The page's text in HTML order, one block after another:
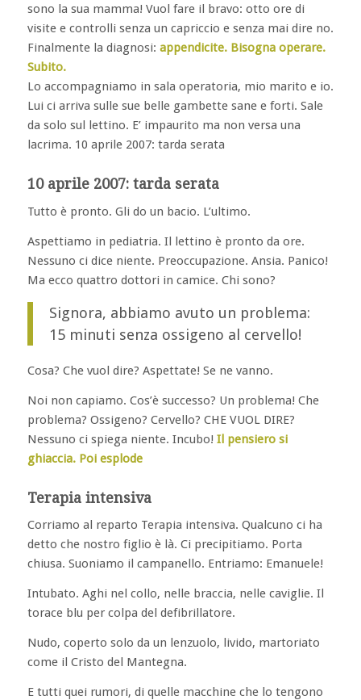
sono la sua mamma! Vuol fare il bravo: otto ore di
visite e controlli senza un capriccio e senza mai dire no.
Finalmente la diagnosi: appendicite. Bisogna operare.
Subito.
Lo accompagniamo in sala operatoria, mio marito e io.
Lui ci arriva sulle sue belle gambette sane e forti. Sale
da solo sul lettino. E’ impaurito ma non versa una
lacrima. 10 aprile 2007: tarda serata
10 aprile 2007: tarda serata
Tutto è pronto. Gli do un bacio. L’ultimo.
Aspettiamo in pediatria. Il lettino è pronto da ore.
Nessuno ci dice niente. Preoccupazione. Ansia. Panico!
Ma ecco quattro dottori in camice. Chi sono?
Signora, abbiamo avuto un problema:
15 minuti senza ossigeno al cervello!
Cosa? Che vuol dire? Aspettate! Se ne vanno.
Noi non capiamo. Cos’è successo? Un problema! Che
problema? Ossigeno? Cervello? CHE VUOL DIRE?
Nessuno ci spiega niente. Incubo! Il pensiero si
ghiaccia. Poi esplode
Terapia intensiva
Corriamo al reparto Terapia intensiva. Qualcuno ci ha
detto che nostro figlio è là. Ci precipitiamo. Porta
chiusa. Suoniamo il campanello. Entriamo: Emanuele!
Intubato. Aghi nel collo, nelle braccia, nelle caviglie. Il
torace blu per colpa del defibrillatore.
Nudo, coperto solo da un lenzuolo, livido, martoriato
come il Cristo del Mantegna.
E tutti quei rumori, di quelle macchine che lo tengono